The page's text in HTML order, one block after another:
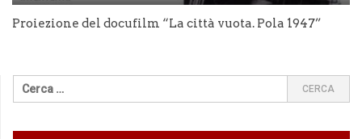
Proiezione del docufilm “La città vuota. Pola 1947”